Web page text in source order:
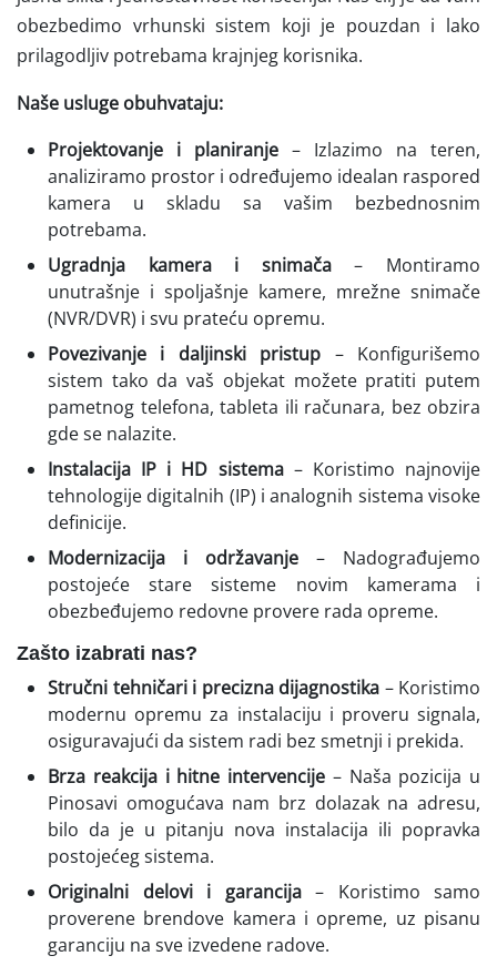
obezbedimo vrhunski sistem koji je pouzdan i lako
prilagodljiv potrebama krajnjeg korisnika.
Naše usluge obuhvataju:
Projektovanje i planiranje – Izlazimo na teren,
analiziramo prostor i određujemo idealan raspored
kamera u skladu sa vašim bezbednosnim
potrebama.
Ugradnja kamera i snimača– Montiramo
unutrašnje i spoljašnje kamere, mrežne snimače
(NVR/DVR) i svu prateću opremu.
Povezivanje i daljinski pristup – Konfigurišemo
sistem tako da vaš objekat možete pratiti putem
pametnog telefona, tableta ili računara, bez obzira
gde se nalazite.
Instalacija IP i HD sistema– Koristimo najnovije
tehnologije digitalnih (IP) i analognih sistema visoke
definicije.
Modernizacija i održavanje – Nadograđujemo
postojeće stare sisteme novim kamerama i
obezbeđujemo redovne provere rada opreme.
Zašto izabrati nas?
Stručni tehničari i precizna dijagnostika – Koristimo
modernu opremu za instalaciju i proveru signala,
osiguravajući da sistem radi bez smetnji i prekida.
Brza reakcija i hitne intervencije – Naša pozicija u
Pinosavi omogućava nam brz dolazak na adresu,
bilo da je u pitanju nova instalacija ili popravka
postojećeg sistema.
Originalni delovi i garancija– Koristimo samo
proverene brendove kamera i opreme, uz pisanu
garanciju na sve izvedene radove.